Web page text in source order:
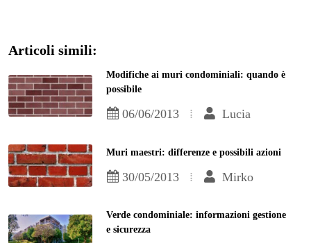
Articoli simili:
Modifiche ai muri condominiali: quando è
possibile
06/06/2013 Lucia
Muri maestri: differenze e possibili azioni
30/05/2013 Mirko
Verde condominiale: informazioni gestione
e sicurezza